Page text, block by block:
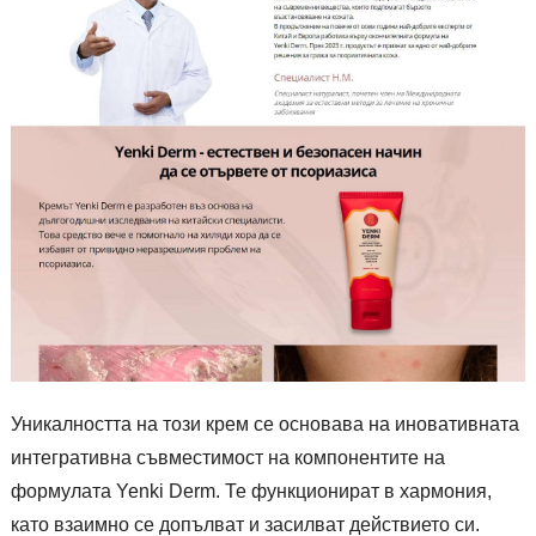
Уникалността на този крем се основава на иновативната
интегративна съвместимост на компонентите на
формулата Yenki Derm. Те функционират в хармония,
като взаимно се допълват и засилват действието си.